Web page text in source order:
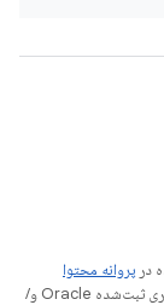
در پروانه محتوا
هستند. جاوا و OpenJDK علامت‌های تجاری یا علامت‌های تجاری ثبت‌شده Oracle و/